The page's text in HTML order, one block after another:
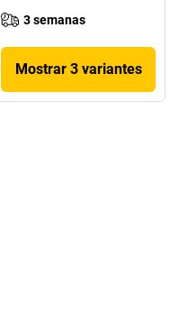
3 semanas
Mostrar 3 variantes